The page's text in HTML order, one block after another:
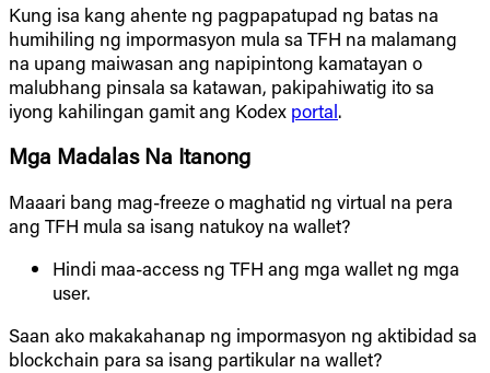
Kung isa kang ahente ng pagpapatupad ng batas na
humihiling ng impormasyon mula sa TFH na malamang
na upang maiwasan ang napipintong kamatayan o
malubhang pinsala sa katawan, pakipahiwatig ito sa
iyong kahilingan gamit ang Kodex portal.
Mga Madalas Na Itanong
Maaari bang mag-freeze o maghatid ng virtual na pera
ang TFH mula sa isang natukoy na wallet?
Hindi maa-access ng TFH ang mga wallet ng mga
user.
Saan ako makakahanap ng impormasyon ng aktibidad sa
blockchain para sa isang partikular na wallet?